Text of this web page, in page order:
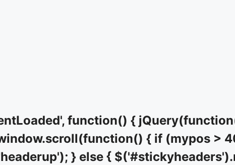
function() {
{ if (mypos >
} else {